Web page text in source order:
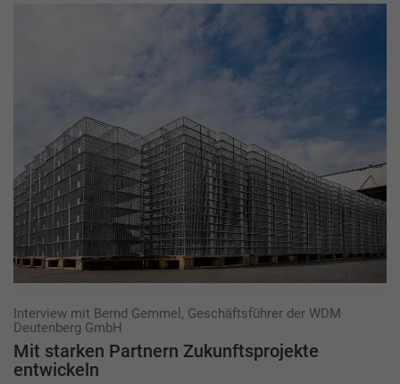
Interview mit Bernd Gemmel, Geschäftsführer der WDM
Deutenberg GmbH
Mit starken Partnern Zukunftsprojekte
entwickeln